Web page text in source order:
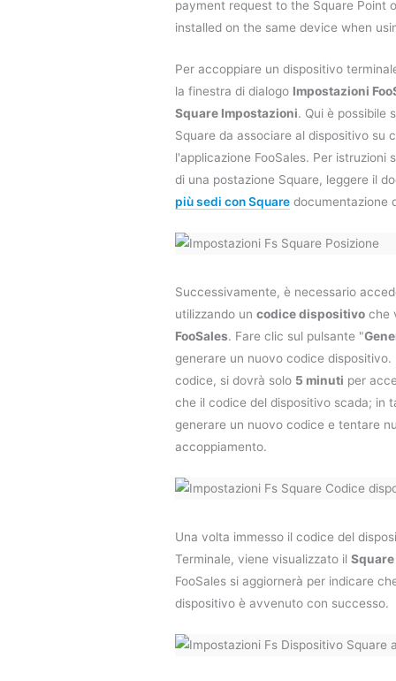
payment request to the Square Point
installed on the same device when
Per accoppiare un dispositivo
la finestra di dialogo Impostazioni
Square Impostazioni. Qui è possibile
Square da associare al dispositivo su
l'applicazione FooSales. Per istruzioni
di una postazione Square, leggere il
più sedi con Square documentazione
Successivamente, è necessario
utilizzando un codice dispositivo che
FooSales. Fare clic sul pulsante "
generare un nuovo codice
codice, si dovrà solo 5 minuti per
che il codice del dispositivo scada; in
generare un nuovo codice e tentare
accoppiamento.
Una volta immesso il codice del
Terminale, viene visualizzato il
FooSales si aggiornerà per indicare
dispositivo è avvenuto con successo.